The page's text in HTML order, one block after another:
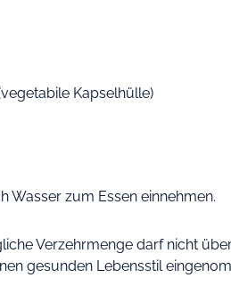
Kapselhülle)
Wasser zum Essen einnehmen.
Verzehrmenge darf nicht
gesunden Lebensstil